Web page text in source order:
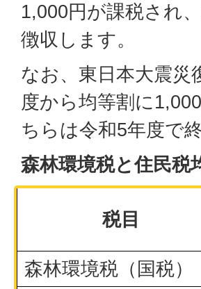
1,000円が課税され
徴収します。
なお、東日本大震災
度から均等割に
ちらは令和5年度で
森林環境税と住民税
税目
森林環境税（国税）